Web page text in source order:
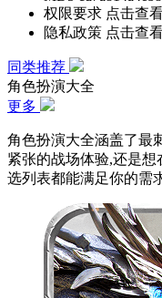
权限要求 点击查
隐私政策 点击查
同类推荐
角色扮演大全
更多
角色扮演大全涵盖了最
紧张的战场体验,还是
选列表都能满足你的需